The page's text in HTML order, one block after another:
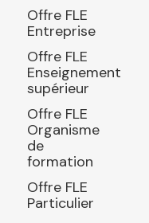
Offre FLE
Entreprise
Offre FLE
Enseignement
supérieur
Offre FLE
Organisme
de
formation
Offre FLE
Particulier